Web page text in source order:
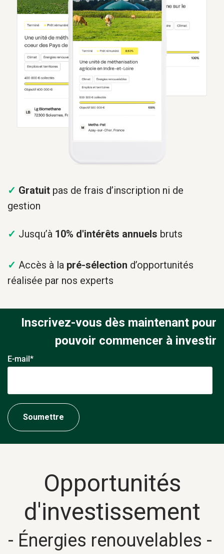
✓ Gratuit pas de frais d’inscription ni de
gestion
✓ Jusqu’à 10% d'intérêts annuels bruts
✓ Accès à la pré-sélection d’opportunités
réalisée par nos experts
Inscrivez-vous dès maintenant pour
pouvoir commencer à investir
E-mail *
Opportunités
d'investissement
- Énergies renouvelables -